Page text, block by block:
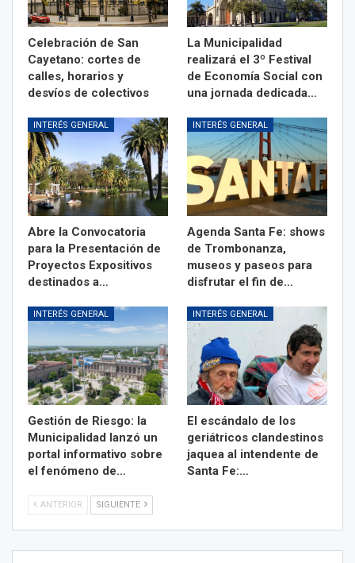
Celebración de San
Cayetano: cortes de
calles, horarios y
desvíos de colectivos
La Municipalidad
realizará el 3º Festival
de Economía Social con
una jornada dedicada…
INTERÉS GENERAL
Abre la Convocatoria
para la Presentación de
Proyectos Expositivos
destinados a…
INTERÉS GENERAL
Agenda Santa Fe: shows
de Trombonanza,
museos y paseos para
disfrutar el fin de…
INTERÉS GENERAL
Gestión de Riesgo: la
Municipalidad lanzó un
portal informativo sobre
el fenómeno de…
INTERÉS GENERAL
El escándalo de los
geriátricos clandestinos
jaquea al intendente de
Santa Fe:…
ANTERIOR SIGUIENTE